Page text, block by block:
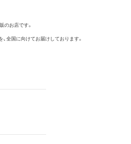
のお店です。
全国に向けてお届けしております。